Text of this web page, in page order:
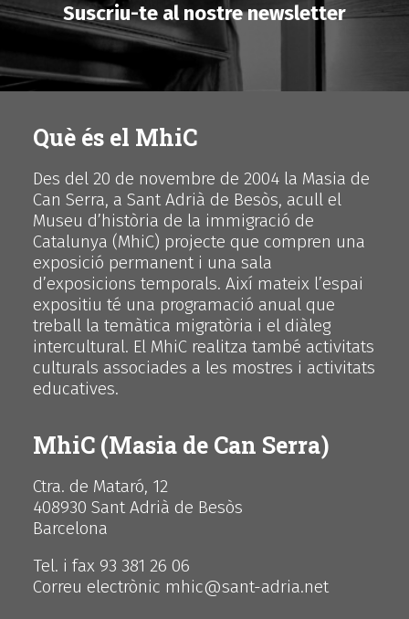
Suscriu-te al nostre newsletter
Què és el MhiC
Des del 20 de novembre de 2004 la Masia de
Can Serra, a Sant Adrià de Besòs, acull el
Museu d’història de la immigració de
Catalunya (MhiC) projecte que compren una
exposició permanent i una sala
d’exposicions temporals. Així mateix l’espai
expositiu té una programació anual que
treball la temàtica migratòria i el diàleg
intercultural. El MhiC realitza també activitats
culturals associades a les mostres i activitats
educatives.
MhiC (Masia de Can Serra)
Ctra. de Mataró, 12
408930 Sant Adrià de Besòs
Barcelona
Tel. i fax 93 381 26 06
Correu electrònic mhic@sant-adria.net